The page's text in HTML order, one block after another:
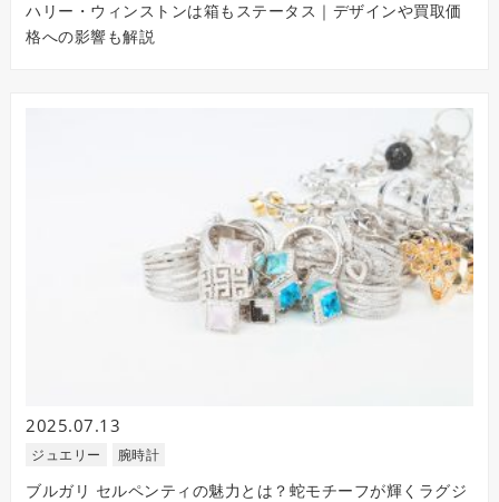
ハリー・ウィンストンは箱もステータス｜デザインや買取価
格への影響も解説
2025.07.13
ジュエリー 腕時計
ブルガリ セルペンティの魅力とは？蛇モチーフが輝くラグジ